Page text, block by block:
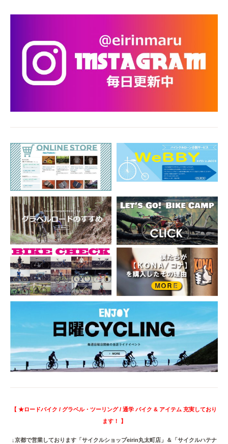
【 ★ロードバイク / グラベル・ツーリング / 通学 バイク & アイテム 充実しており
ます！ 】
↓京都で営業しております「サイクルショップeirin丸太町店」＆「サイクルハテナ